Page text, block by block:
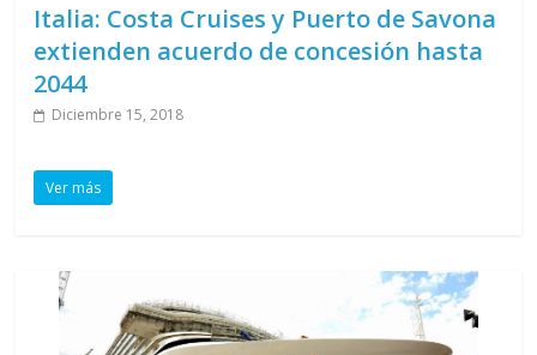
Italia: Costa Cruises y Puerto de Savona
extienden acuerdo de concesión hasta
2044
Diciembre 15, 2018
Ver más